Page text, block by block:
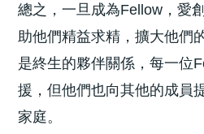
總之，一旦成為Fellow，愛
助他們精益求精，擴大他們
是終生的夥伴關係，每一位
援，但他們也向其他的成員
家庭。